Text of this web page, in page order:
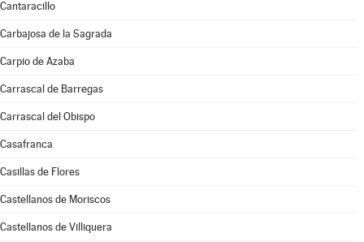
Cantaracillo
Carbajosa de la Sagrada
Carpio de Azaba
Carrascal de Barregas
Carrascal del Obispo
Casafranca
Casillas de Flores
Castellanos de Moriscos
Castellanos de Villiquera